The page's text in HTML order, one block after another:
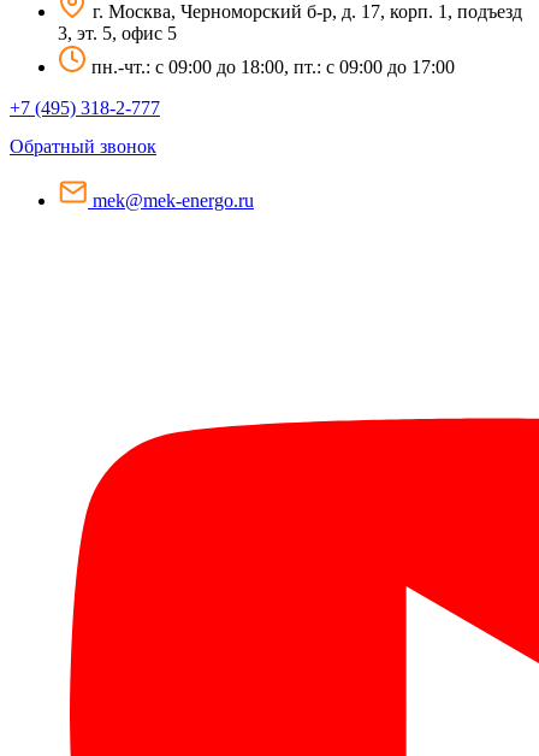
г. Москва, Черноморский б-р, д. 17, корп. 1, подъезд
3, эт. 5, офис 5
пн.-чт.: c 09:00 до 18:00, пт.: c 09:00 до 17:00
+7 (495) 318-2-777
Обратный звонок
mek@mek-energo.ru